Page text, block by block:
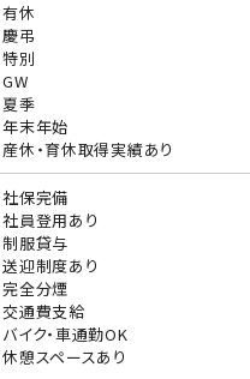
有休
慶弔
特別
GW
夏季
年末年始
産休・育休取得実績あり
社保完備
社員登用あり
制服貸与
送迎制度あり
完全分煙
交通費支給
バイク・車通勤OK
休憩スペースあり